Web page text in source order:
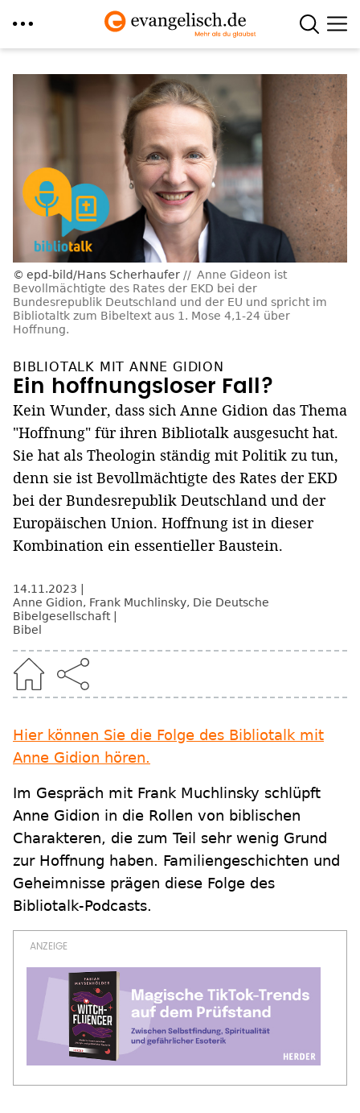
epd-bild/Hans Scherhaufer
Anne Gideon ist
Bevollmächtigte des Rates der EKD bei der
Bundesrepublik Deutschland und der EU und spricht im
Bibliotaltk zum Bibeltext aus 1. Mose 4,1-24 über
Hoffnung.
BIBLIOTALK MIT ANNE GIDION
Ein hoffnungsloser Fall?
Kein Wunder, dass sich Anne Gidion das Thema
"Hoffnung" für ihren Bibliotalk ausgesucht hat.
Sie hat als Theologin ständig mit Politik zu tun,
denn sie ist Bevollmächtigte des Rates der EKD
bei der Bundesrepublik Deutschland und der
Europäischen Union. Hoffnung ist in dieser
Kombination ein essentieller Baustein.
14.11.2023
Anne Gidion, Frank Muchlinsky, Die Deutsche
Bibelgesellschaft
Bibel
Hier können Sie die Folge des Bibliotalk mit
Anne Gidion hören.
Im Gespräch mit Frank Muchlinsky schlüpft
Anne Gidion in die Rollen von biblischen
Charakteren, die zum Teil sehr wenig Grund
zur Hoffnung haben. Familiengeschichten und
Geheimnisse prägen diese Folge des
Bibliotalk-Podcasts.